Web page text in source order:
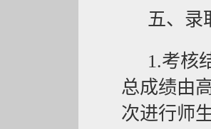
五、录
1.考核
总成绩由
次进行师